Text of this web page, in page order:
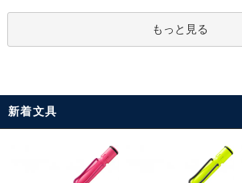
もっと見る
新着文具